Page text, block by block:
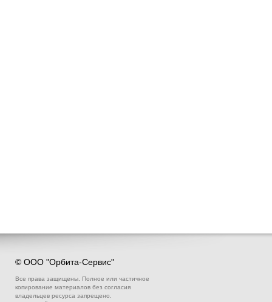
© ООО "Орбита-Сервис"
Все права защищены. Полное или частичное
копирование материалов без согласия
владельцев ресурса запрещено.